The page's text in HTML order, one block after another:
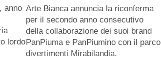
anno
lordo
Arte Bianca annuncia la riconferma
per il secondo anno consecutivo
della collaborazione dei suoi brand
PanPiuma e PanPiumino con il parco
divertimenti Mirabilandia.